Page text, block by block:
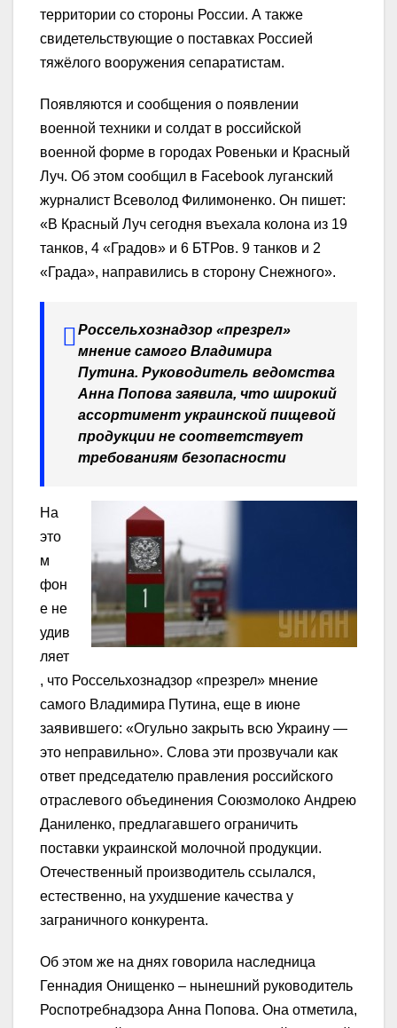
территории со стороны России. А также
свидетельствующие о поставках Россией
тяжёлого вооружения сепаратистам.
Появляются и сообщения о появлении
военной техники и солдат в российской
военной форме в городах Ровеньки и Красный
Луч. Об этом сообщил в Facebook луганский
журналист Всеволод Филимоненко. Он пишет:
«В Красный Луч сегодня въехала колона из 19
танков, 4 «Градов» и 6 БТРов. 9 танков и 2
«Града», направились в сторону Снежного».
Россельхознадзор «презрел»
мнение самого Владимира
Путина. Руководитель ведомства
Анна Попова заявила, что широкий
ассортимент украинской пищевой
продукции не соответствует
требованиям безопасности
На
это
м
фон
е не
удив
ляет
, что Россельхознадзор «презрел» мнение
самого Владимира Путина, еще в июне
заявившего: «Огульно закрыть всю Украину —
это неправильно». Слова эти прозвучали как
ответ председателю правления российского
отраслевого объединения Союзмолоко Андрею
Даниленко, предлагавшего ограничить
поставки украинской молочной продукции.
Отечественный производитель ссылался,
естественно, на ухудшение качества у
заграничного конкурента.
Об этом же на днях говорила наследница
Геннадия Онищенко – нынешний руководитель
Роспотребнадзора Анна Попова. Она отметила,